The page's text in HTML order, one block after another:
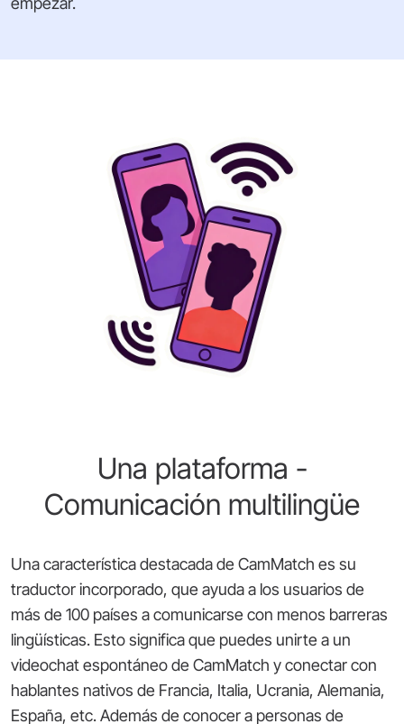
Una plataforma -
Comunicación multilingüe
Una característica destacada de CamMatch es su
traductor incorporado, que ayuda a los usuarios de
más de 100 países a comunicarse con menos barreras
lingüísticas. Esto significa que puedes unirte a un
videochat espontáneo de CamMatch y conectar con
hablantes nativos de Francia, Italia, Ucrania, Alemania,
España, etc. Además de conocer a personas de